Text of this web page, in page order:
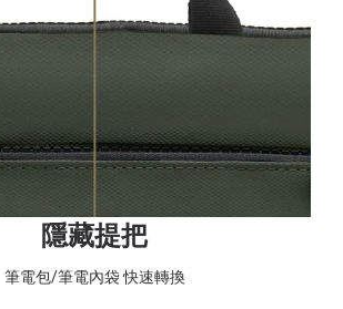
隱藏提把
筆電包/筆電內袋 快速轉換